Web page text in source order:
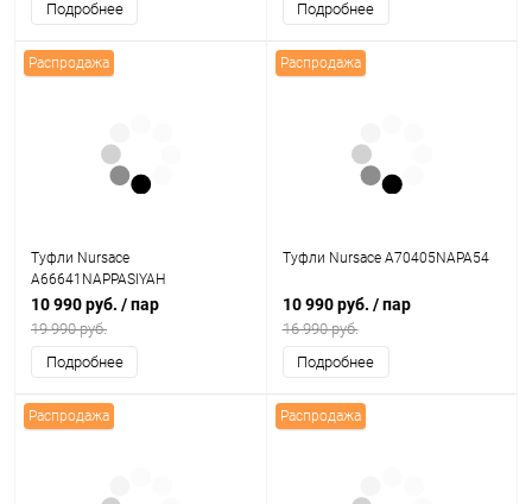
Подробнее Подробнее
Распродажа
Туфли Nursace
A66641NAPPASIYAH
10 990 руб. / пар
19 990 руб.
Подробнее
Распродажа
Туфли Nursace A70405NAPA54
10 990 руб. / пар
16 990 руб.
Подробнее
Распродажа Распродажа